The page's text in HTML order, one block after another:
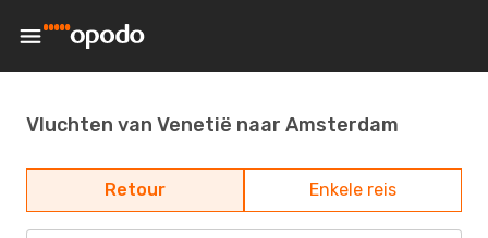
Vluchten van Venetië naar Amsterdam
Retour Enkele reis